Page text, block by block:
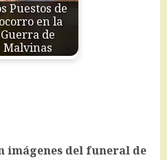
Puestos de
en la
Guerra de
Malvinas
imágenes del funeral de